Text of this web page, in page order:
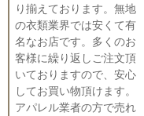
り揃えております。無地
の衣類業界では安くて有
名なお店です。多くのお
客様に繰り返しご注文頂
いておりますので、安心
してお買い物頂けます。
アパレル業者の方で売れ